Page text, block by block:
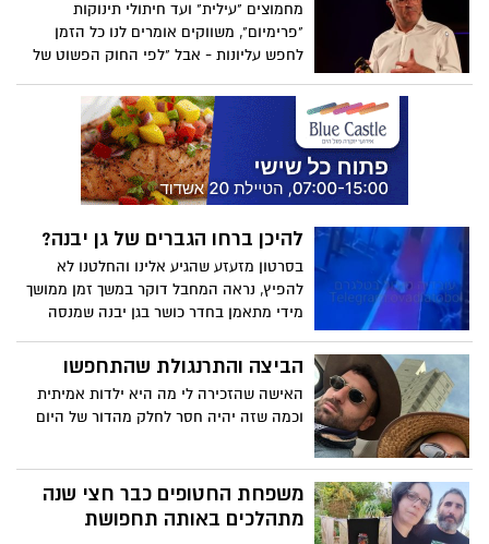
מחמוצים "עילית" ועד חיתולי תינוקות
"פרימיום", משווקים אומרים לנו כל הזמן
לחפש עליונות - אבל "לפי החוק הפשוט של
יותר", אומר סוציו-בלשנית קריספין ת'רו. הוא
מזמין אותנו לאמץ את הבינוניות לשם שינוי,
ומציע דרך אחרת לסיפוק ללא השוואה.
להיכן ברחו הגברים של גן יבנה?
בסרטון מזעזע שהגיע אלינו והחלטנו לא
להפיץ, נראה המחבל דוקר במשך זמן ממושך
מידי מתאמן בחדר כושר בגן יבנה שמנסה
קשה להאשים את מי שהאוטומט שלו הוא
להציל את הסביבה שלך, את הבית שלך, זה
שריר של הלב, שריר שצריך לעבוד עליו יותר
לתגובות קשות, הנושא חשוב מכדי שנתעלם
ממנו
הביצה והתרנגולת שהתחפשו
האישה שהזכירה לי מה היא ילדות אמיתית
וכמה שזה יהיה חסר לחלק מהדור של היום
משפחת החטופים כבר חצי שנה
מתהלכים באותה תחפושת